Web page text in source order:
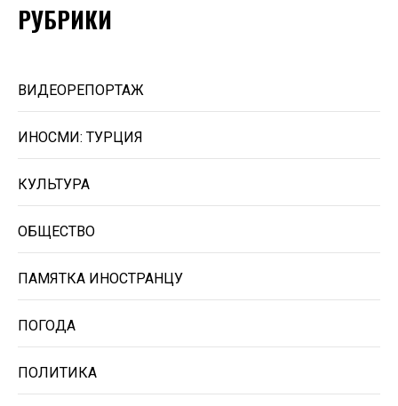
РУБРИКИ
ВИДЕОРЕПОРТАЖ
ИНОСМИ: ТУРЦИЯ
КУЛЬТУРА
ОБЩЕСТВО
ПАМЯТКА ИНОСТРАНЦУ
ПОГОДА
ПОЛИТИКА